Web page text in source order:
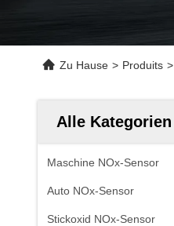
Zu Hause > Produits >
Alle Kategorien
Maschine NOx-Sensor
Auto NOx-Sensor
Stickoxid NOx-Sensor